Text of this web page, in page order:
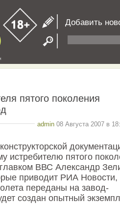
Добавить
пятого поколения
admin 08 Августа 2007 в
истребителю пятого
ВВС Александр
приводит РИА Новости,
переданы на завод-
создан опытный